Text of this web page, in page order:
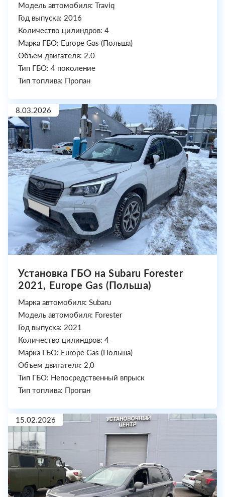
Модель автомобиля: Traviq
Год выпуска: 2016
Количество цилиндров: 4
Марка ГБО: Europe Gas (Польша)
Объем двигателя: 2.0
Тип ГБО: 4 поколение
Тип топлива: Пропан
8.03.2026
Установка ГБО на Subaru Forester
2021, Europe Gas (Польша)
Марка автомобиля: Subaru
Модель автомобиля: Forester
Год выпуска: 2021
Количество цилиндров: 4
Марка ГБО: Europe Gas (Польша)
Объем двигателя: 2,0
Тип ГБО: Непосредственный впрыск
Тип топлива: Пропан
15.02.2026